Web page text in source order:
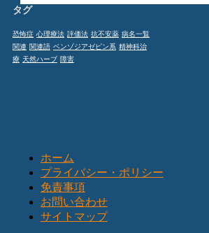
タグ
恐怖症 心理療法 評価法 抗不安薬 病名一覧
関連 関連語 ベンゾジアゼピン系 精神科治
療 天然ハーブ 障害
ホーム
プライバシー・ポリシー
免責事項
お問い合わせ
サイトマップ